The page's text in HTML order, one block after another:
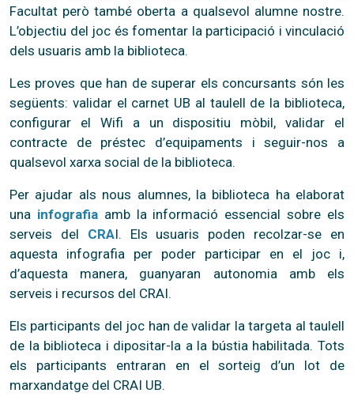
Facultat però també oberta a qualsevol alumne nostre.
L’objectiu del joc és fomentar la participació i vinculació
dels usuaris amb la biblioteca.
Les proves que han de superar els concursants són les
següents: validar el carnet UB al taulell de la biblioteca,
configurar el Wifi a un dispositiu mòbil, validar el
contracte de préstec d’equipaments i seguir-nos a
qualsevol xarxa social de la biblioteca.
Per ajudar als nous alumnes, la biblioteca ha elaborat
una infografiaamb la informació essencial sobre els
serveis del CRAI. Els usuaris poden recolzar-se en
aquesta infografia per poder participar en el joc i,
d’aquesta manera, guanyaran autonomia amb els
serveis i recursos del CRAI.
Els participants del joc han de validar la targeta al taulell
de la biblioteca i dipositar-la a la bústia habilitada. Tots
els participants entraran en el sorteig d’un lot de
marxandatge del CRAI UB.